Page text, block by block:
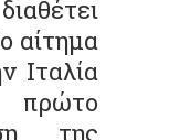
αίτημα
Ιταλία
πρώτο
της